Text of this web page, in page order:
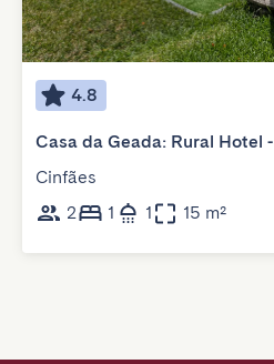
4.8
Casa da Geada: Rural Hotel -
Cinfães
2
1 1 15 m²